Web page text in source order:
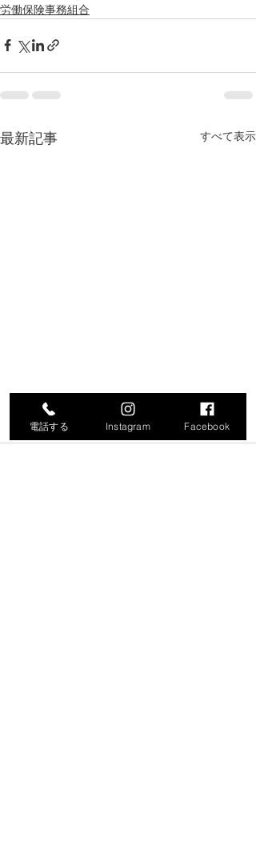
労働保険事務組合
最新記事 すべて表示
電話する Instagram Facebook